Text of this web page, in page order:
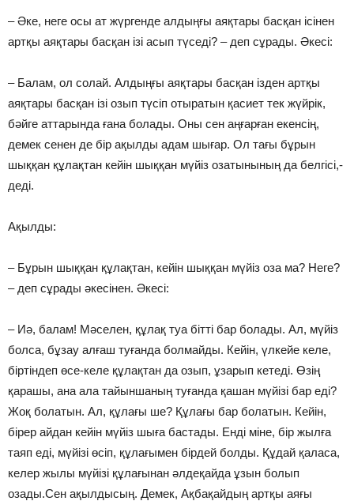
– Әке, неге осы ат жүргенде алдыңғы аяқтары басқан ісінен
артқы аяқтары басқан ізі асып түседі? – деп сұрады. Әкесі:
– Балам, ол солай. Алдыңғы аяқтары басқан ізден артқы
аяқтары басқан ізі озып түсіп отыратын қасиет тек жүйрік,
бәйге аттарында ғана болады. Оны сен аңғарған екенсің,
демек сенен де бір ақылды адам шығар. Ол тағы бұрын
шыққан құлақтан кейін шыққан мүйіз озатынының да белгісі,-
деді.
Ақылды:
– Бұрын шыққан құлақтан, кейін шыққан мүйіз оза ма? Неге?
– деп сұрады әкесінен. Әкесі:
– Иә, балам! Мәселен, құлақ туа бітті бар болады. Ал, мүйіз
болса, бұзау алғаш туғанда болмайды. Кейін, үлкейе келе,
біртіндеп өсе-келе құлақтан да озып, ұзарып кетеді. Өзің
қарашы, ана ала тайыншаның туғанда қашан мүйізі бар еді?
Жоқ болатын. Ал, құлағы ше? Құлағы бар болатын. Кейін,
бірер айдан кейін мүйіз шыға бастады. Енді міне, бір жылға
таяп еді, мүйізі өсіп, құлағымен бірдей болды. Құдай қаласа,
келер жылы мүйізі құлағынан әлдеқайда ұзын болып
озады.Сен ақылдысың. Демек, Ақбақайдың артқы аяғы